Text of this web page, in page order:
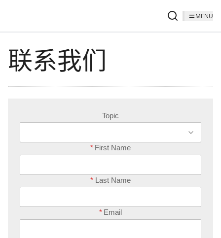
MENU
联系我们
Topic
* First Name
* Last Name
* Email